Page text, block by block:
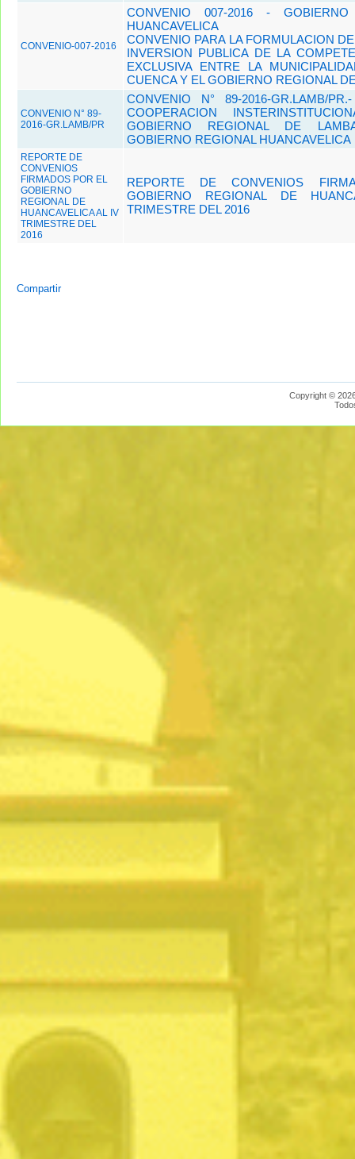
CONVENIO-007-2016
CONVENIO 007-2016 -
HUANCAVELICA
CONVENIO PARA LA FORMULACION
INVERSION PUBLICA DE LA
EXCLUSIVA ENTRE LA
CUENCA Y EL GOBIERNO REGIONAL
CONVENIO N° 89-
2016-GR.LAMB/PR
CONVENIO N° 89-2016-GR.LAMB/
COOPERACION
GOBIERNO REGIONAL DE
GOBIERNO REGIONAL HUANCAVELICA
REPORTE DE
CONVENIOS
FIRMADOS POR EL
GOBIERNO
REGIONAL DE
HUANCAVELICA AL IV
TRIMESTRE DEL
2016
REPORTE DE CONVENIOS
GOBIERNO REGIONAL DE
TRIMESTRE DEL 2016
Compartir
Copyright ©